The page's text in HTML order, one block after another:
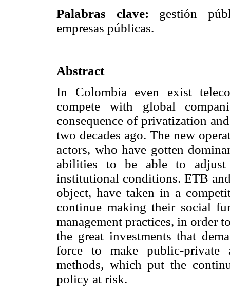
Palabras clave: gestión
empresas públicas.
Abstract
In Colombia even exist
compete with global
consequence of privatization
two decades ago. The new
actors, who have gotten
abilities to be able to adjust
institutional conditions. ETB
object, have taken in a
continue making their social
management practices, in order
the great investments that
force to make public-private
methods, which put the
policy at risk.